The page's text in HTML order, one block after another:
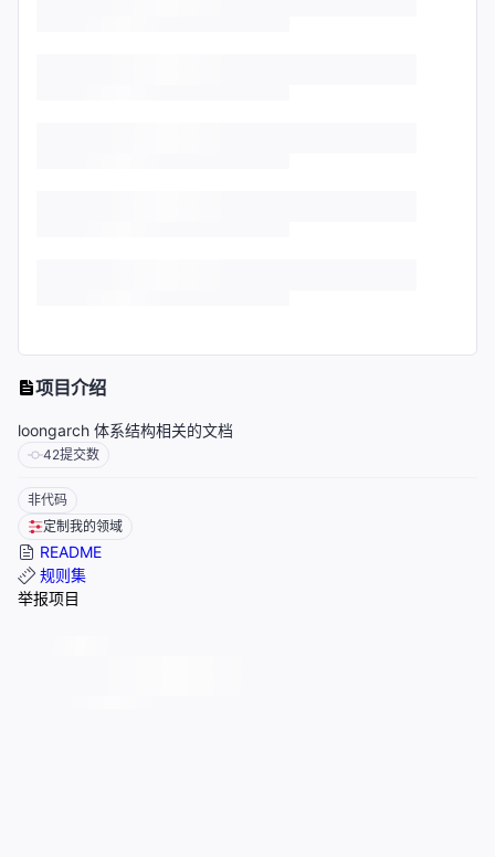
项目介绍
loongarch 体系结构相关的文档
42提交数
非代码
定制我的领域
README
规则集
举报项目